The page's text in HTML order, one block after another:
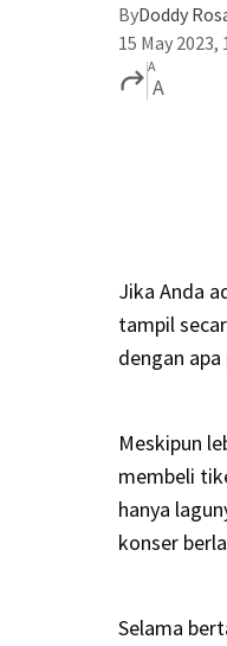
ByDoddy
15 May 2023,
A
A
Jika Anda
tampil
dengan apa
Meskipun
membeli
hanya
konser
Selama